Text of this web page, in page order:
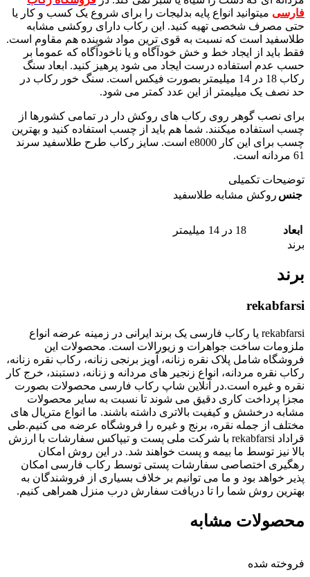
فارسی میتوانید انواع پایه بدلیجات را برای شروع یک کسب و کار یا
حتی مصرف شخصی تهیه کنید. این رکاب دارای روکشی مشابه
طلاسفید است که نسبت به قوی ترین مواد شوینده هم مقاوم است.
فقط باید از ایجاد خط و خش خودآگاه و یا ناخودآگاه که عموما بر
حسب عدم استفاده درست ایجاد می شود پرهیز کنید. ابعاد سنگ
رکاب 18 در 14 میلیمتر بصورت فیکس است. سنگ خور رکاب در
حد نصف یک میلیمتر از این عدد کمتر می شود.
برای نصب گوهر روی رکاب های روکش دار در تمامی کشورها از
چسب استفاده میکنند. شما هم باید از چسب استفاده کنید و بهترین
چسب برای این کار e8000 است. سایز رکاب طرح طلاسفید سرند
61 مردانه است.
توضیحات تکمیلی
جنس روکش مشابه طلاسفید
ابعاد
18 در 14 میلیمتر
برند
برند
rekabfarsi
rekabfarsi یا رکاب فارسی یک برند ایرانی در زمینه عرضه انواع
ملزومات ساخت جواهرات و زیورالات است. محصولات این
فروشگاه شامل پلاک نقره زنانه، آویز برنجی زنانه، رکاب نقره زنانه،
رکاب نقره مردانه، انواع زنجیر های مردانه و زنانه، دستبند، خرج کار
نقره و غیره است.در آنلاین شاپ رکاب فارسی محصولات بصورت
مجزا پرداخت کاری دقیق می شوند تا نسبت به سایر محصولات
مشابه درخشش و کیفیت بالاتری داشته باشند. ما انواع متریال های
مختلف از جمله نقره، برنج و غیره را فروشگاه عرضه می کنیم.طی
قراداد rekabfarsi با شرکت ملی پست و تیپاکس سفارشات با ارزش
بالا نیز توسط ما بیمه و پست خواهند شد. در این روش امکان
رهگیری اختصاصی سفارشات پستی توسط رکاب فارسی امکان
پذیر خواهد بود و ما می توانیم بر خلاف بسیاری از فروشندگان به
بهترین روش شما را تا دریافت سفارش درب منزل همراهی کنیم.
محصولات مشابه
فروخته شده